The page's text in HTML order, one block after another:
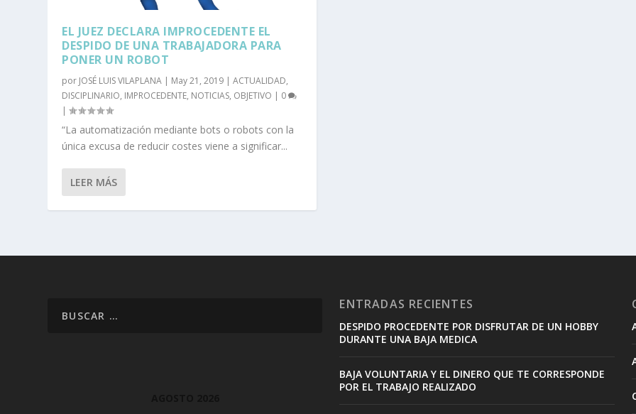
EL JUEZ DECLARA IMPROCEDENTE EL
DESPIDO DE UNA TRABAJADORA PARA
PONER UN ROBOT
por JOSÉ LUIS VILAPLANA | May 21, 2019 |ACTUALIDAD,
DISCIPLINARIO, IMPROCEDENTE, NOTICIAS, OBJETIVO | 0
|
“La automatización mediante bots o robots con la
única excusa de reducir costes viene a significar...
LEER MÁS
ENTRADAS RECIENTES
DESPIDO PROCEDENTE POR DISFRUTAR DE UN HOBBY
DURANTE UNA BAJA MEDICA
BAJA VOLUNTARIA Y EL DINERO QUE TE CORRESPONDE
POR EL TRABAJO REALIZADO